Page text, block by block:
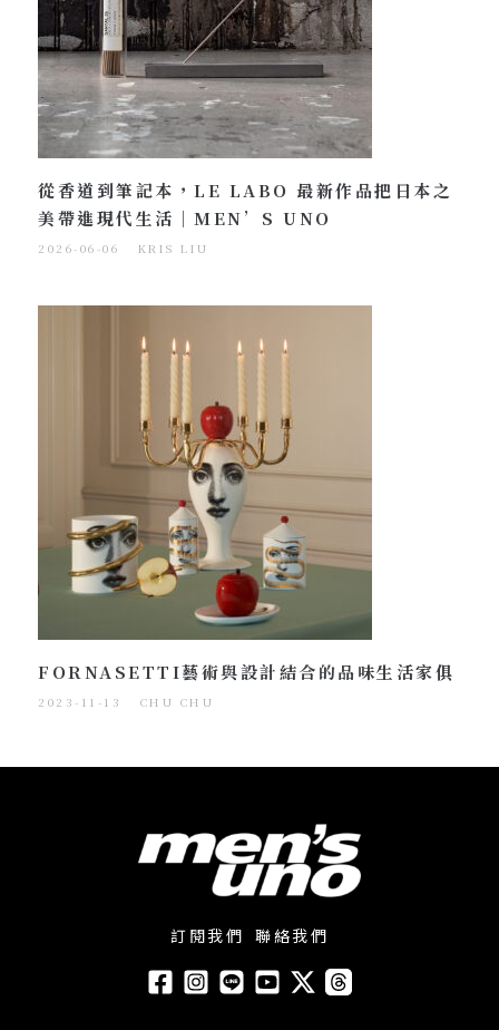
從香道到筆記本，LE LABO 最新作品把日本之
美帶進現代生活｜MEN’S UNO
2026-06-06 KRIS LIU
FORNASETTI藝術與設計結合的品味生活家俱
2023-11-13 CHU CHU
訂閱我們 聯絡我們